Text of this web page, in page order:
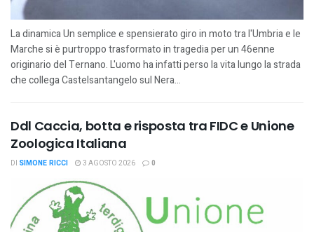
La dinamica Un semplice e spensierato giro in moto tra l'Umbria e le
Marche si è purtroppo trasformato in tragedia per un 46enne
originario del Ternano. L'uomo ha infatti perso la vita lungo la strada
che collega Castelsantangelo sul Nera...
Ddl Caccia, botta e risposta tra FIDC e Unione
Zoologica Italiana
DI SIMONE RICCI 3 AGOSTO 2026 0